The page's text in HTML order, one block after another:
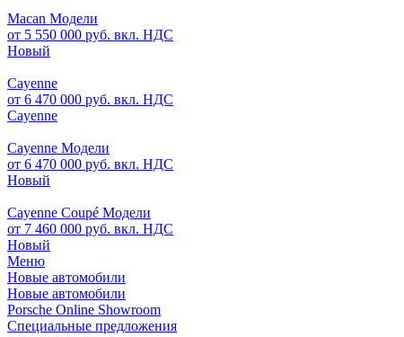
Macan Модели
от 5 550 000 руб. вкл. НДС
Новый
Cayenne
от 6 470 000 руб. вкл. НДС
Cayenne
Cayenne Модели
от 6 470 000 руб. вкл. НДС
Новый
Cayenne Coupé Модели
от 7 460 000 руб. вкл. НДС
Новый
Меню
Новые автомобили
Новые автомобили
Porsche Online Showroom
Специальные предложения